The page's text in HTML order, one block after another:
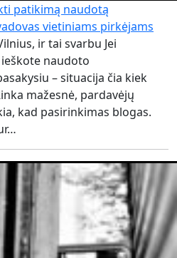
patikimą naudotą
vietiniams pirkėjams
ir tai svarbu Jei
naudoto
– situacija čia kiek
mažesnė, pardavėjų
kad pasirinkimas blogas.